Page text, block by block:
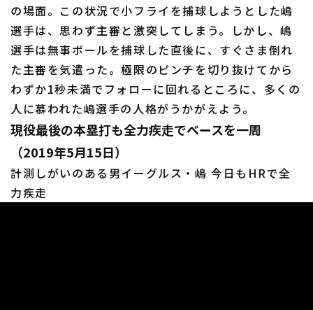
の場面。この状況で小フライを捕球しようとした嶋
選手は、思わず主審と激突してしまう。しかし、嶋
選手は無事ボールを捕球した直後に、すぐさま倒れ
た主審を気遣った。極限のピンチを切り抜けてから
わずか1秒未満でフォローに回れるところに、多くの
人に慕われた嶋選手の人格がうかがえよう。
現役最後の本塁打も全力疾走でベースを一周
（2019年5月15日）
計測しがいのある男イーグルス・嶋 今日もHRで全
力疾走